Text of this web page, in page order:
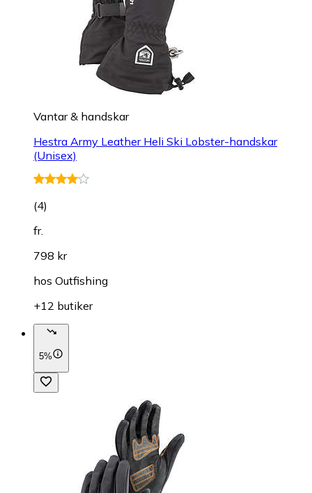
Vantar & handskar
Hestra Army Leather Heli Ski Lobster-handskar
(Unisex)
(4)
fr.
798 kr
hos Outfishing
+12 butiker
5%